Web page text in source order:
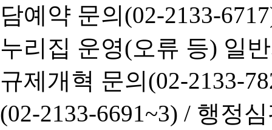
담예약 문의(02-2133-
누리집 운영(오류 등) 일
규제개혁 문의(02-2133-
(02-2133-6691~3) / 행정심